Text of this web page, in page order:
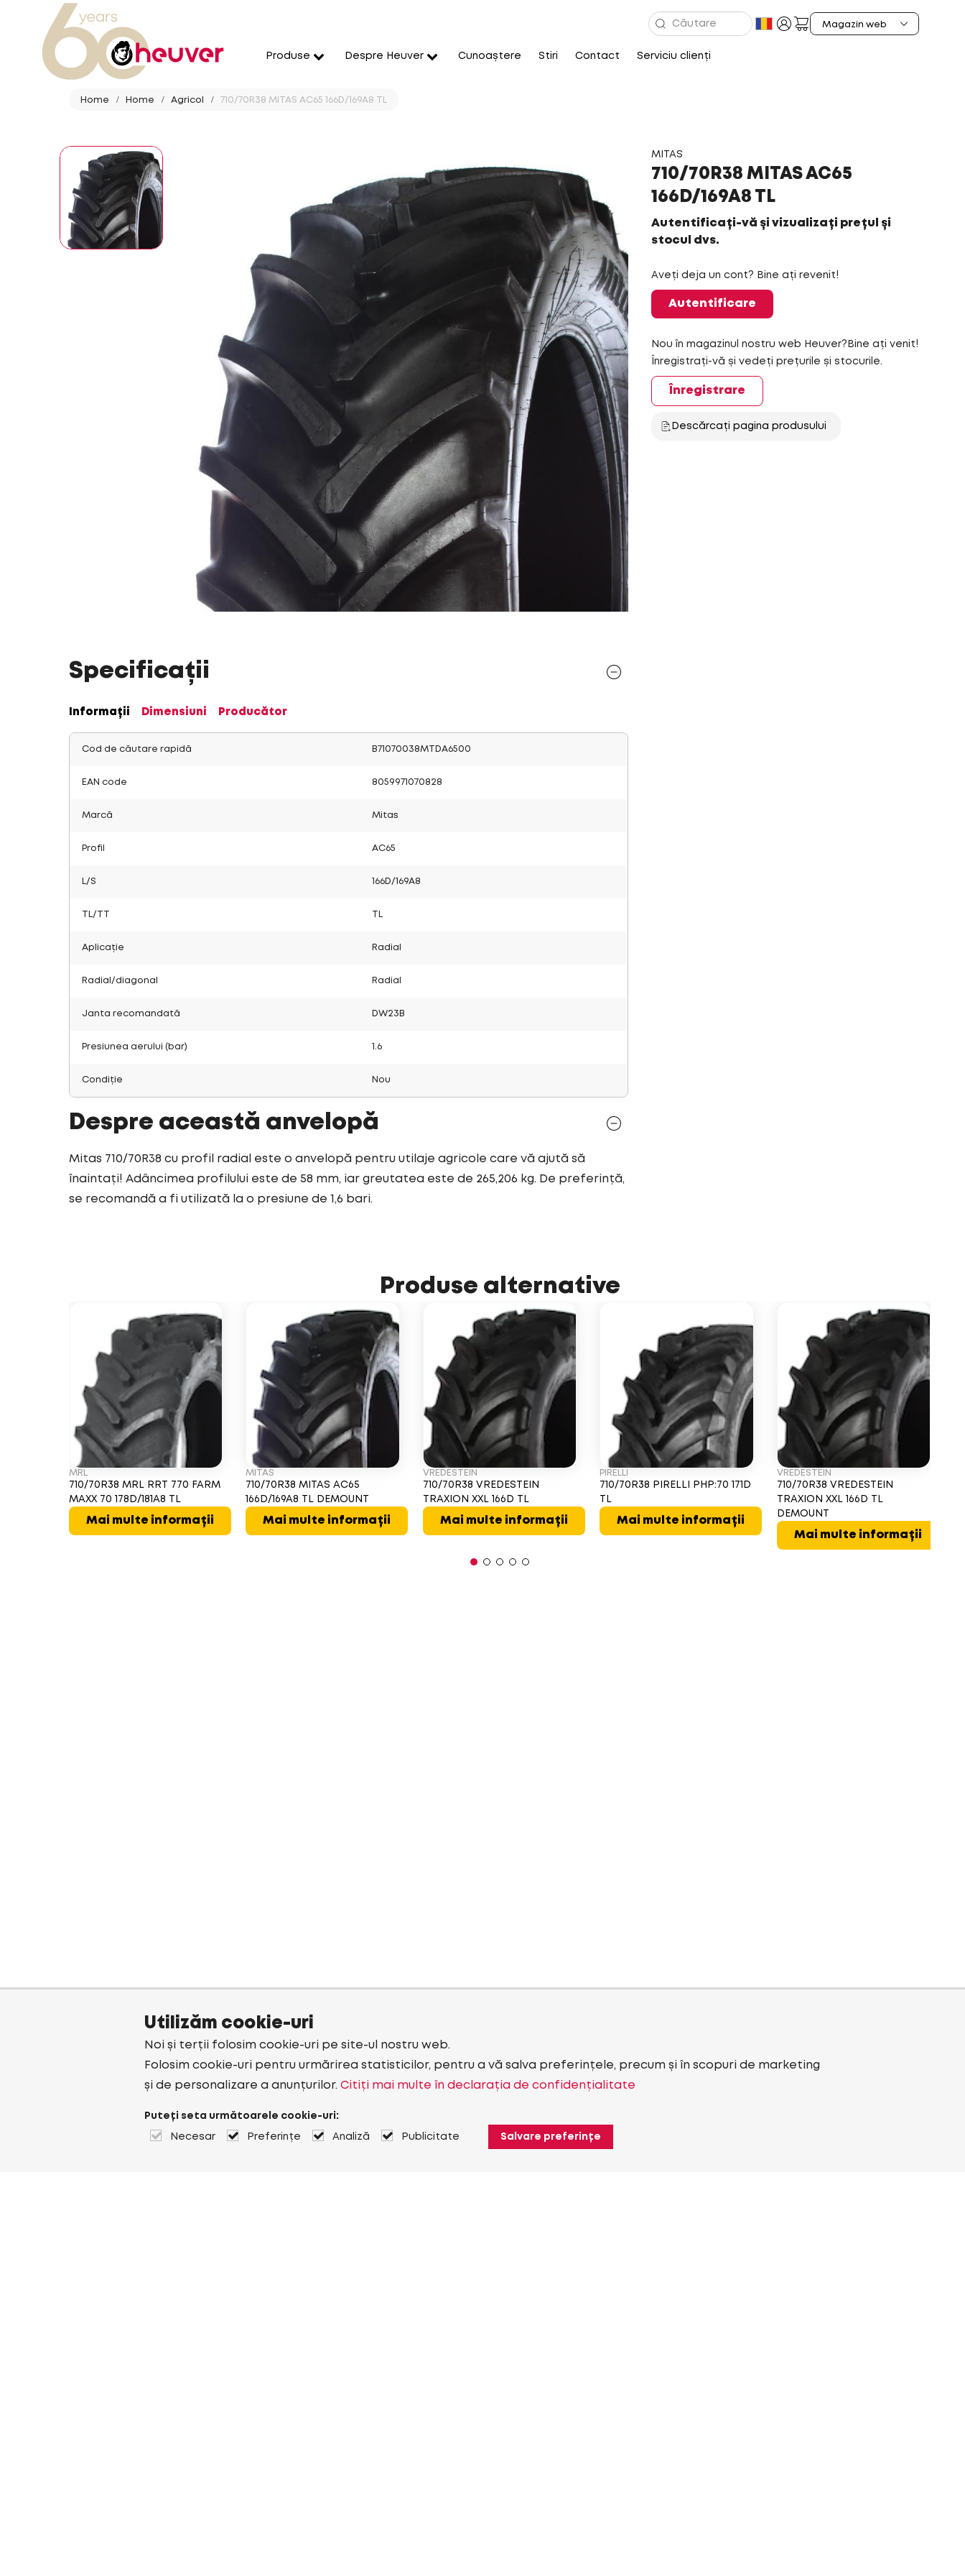
Produse Despre Heuver Cunoaștere Stiri Contact Serviciu clienți
Home Home Agricol 710/70R38 MITAS AC65 166D/169A8 TL
MITAS
710/70R38 MITAS AC65
166D/169A8 TL
Autentificați-vă și vizualizați prețul și
stocul dvs.
Aveți deja un cont? Bine ați revenit!
Autentificare
Nou în magazinul nostru web Heuver?Bine ați venit!
Înregistrați-vă și vedeți prețurile și stocurile.
Înregistrare
Descărcați pagina produsului
Specificații
Informații Dimensiuni Producător
Cod de căutare rapidă B71070038MTDA6500
EAN code 8059971070828
Marcă Mitas
Profil AC65
L/S 166D/169A8
TL/TT
Aplicație Radial
Radial/diagonal Radial
Janta recomandată DW23B
Presiunea aerului (bar) 1.6
Condiție Nou
Despre această anvelopă
Mitas 710/70R38 cu profil radial este o anvelopă pentru utilaje agricole care vă ajută să
înaintați! Adâncimea profilului este de 58 mm, iar greutatea este de 265,206 kg. De preferință,
se recomandă a fi utilizată la o presiune de 1,6 bari.
Produse alternative
MRL
710/70R38 MRL RRT 770 FARM
MAXX 70 178D/181A8 TL
Mai multe informații
MITAS
710/70R38 MITAS AC65
166D/169A8 TL DEMOUNT
Mai multe informații
VREDESTEIN
710/70R38 VREDESTEIN
TRAXION XXL 166D TL
Mai multe informații
PIRELLI
710/70R38 PIRELLI PHP:70 171D
TL
Mai multe informații
VREDESTEIN
710/70R38 VREDESTEIN
TRAXION XXL 166D TL
DEMOUNT
Mai multe informații
Utilizăm cookie-uri
Noi și terții folosim cookie-uri pe site-ul nostru web.
Folosim cookie-uri pentru urmărirea statisticilor, pentru a vă salva preferințele, precum și în scopuri de marketing
și de personalizare a anunțurilor. Citiți mai multe în declarația de confidențialitate
Puteți seta următoarele cookie-uri:
Necesar Preferințe Analiză Publicitate Salvare preferințe